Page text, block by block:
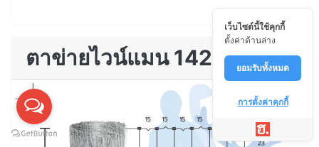
ตาข่ายไวน์แมน 142
เว็บไซต์นี้ใช้คุกกี้
ตั้งค่าด้านล่าง
ยอมรับทั้งหมด
การตั้งค่าคุกกี้